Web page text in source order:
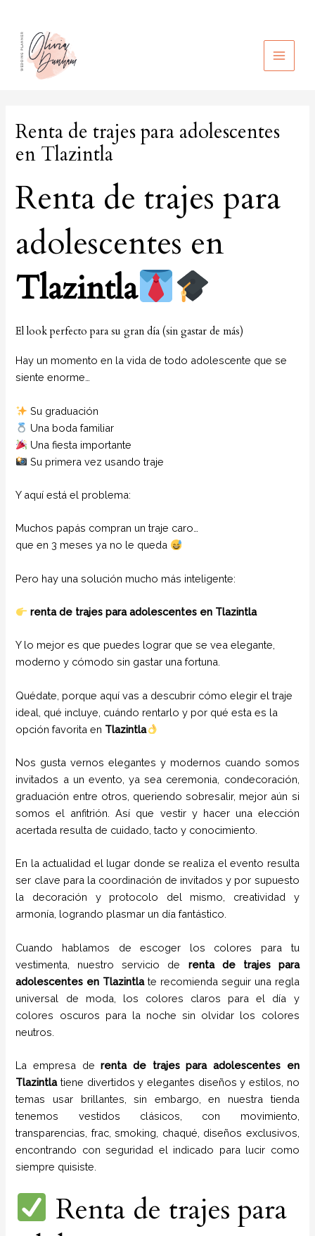
contenido
MAIN
Renta de trajes para adolescentes
en Tlazintla
Renta de trajes para
adolescentes en
Tlazintla
El look perfecto para su gran día (sin gastar de más)
Hay un momento en la vida de todo adolescente que se
siente enorme…
Su graduación
Una boda familiar
Una fiesta importante
Su primera vez usando traje
Y aquí está el problema:
Muchos papás compran un traje caro…
que en 3 meses ya no le queda
Pero hay una solución mucho más inteligente:
renta de trajes para adolescentes en Tlazintla
Y lo mejor es que puedes lograr que se vea elegante,
moderno y cómodo sin gastar una fortuna.
Quédate, porque aquí vas a descubrir cómo elegir el traje
ideal, qué incluye, cuándo rentarlo y por qué esta es la
opción favorita en Tlazintla
Nos gusta vernos elegantes y modernos cuando somos
invitados a un evento, ya sea ceremonia, condecoración,
graduación entre otros, queriendo sobresalir, mejor aún si
somos el anfitrión. Así que vestir y hacer una elección
acertada resulta de cuidado, tacto y conocimiento.
En la actualidad el lugar donde se realiza el evento resulta
ser clave para la coordinación de invitados y por supuesto
la decoración y protocolo del mismo, creatividad y
armonía, logrando plasmar un día fantástico.
Cuando hablamos de escoger los colores para tu
vestimenta, nuestro servicio de renta de trajes para
adolescentes en Tlazintlate recomienda seguir una regla
universal de moda, los colores claros para el día y
colores oscuros para la noche sin olvidar los colores
neutros.
La empresa derenta de trajes para adolescentes en
Tlazintla tiene divertidos y elegantes diseños y estilos, no
temas usar brillantes, sin embargo, en nuestra tienda
tenemos vestidos clásicos, con movimiento,
transparencias, frac, smoking, chaqué, diseños exclusivos,
encontrando con seguridad el indicado para lucir como
siempre quisiste.
Renta de trajes para